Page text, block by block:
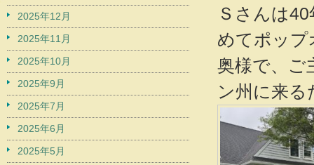
Ｓさんは
めてポップ
奥様で、ご
ン州に来
2025年12月
2025年11月
2025年10月
2025年9月
2025年7月
2025年6月
2025年5月